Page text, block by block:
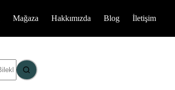
Mağaza Hakkımızda Blog İletişim